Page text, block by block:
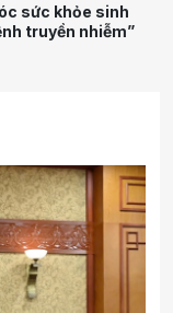
sức khỏe sinh
truyền nhiễm”